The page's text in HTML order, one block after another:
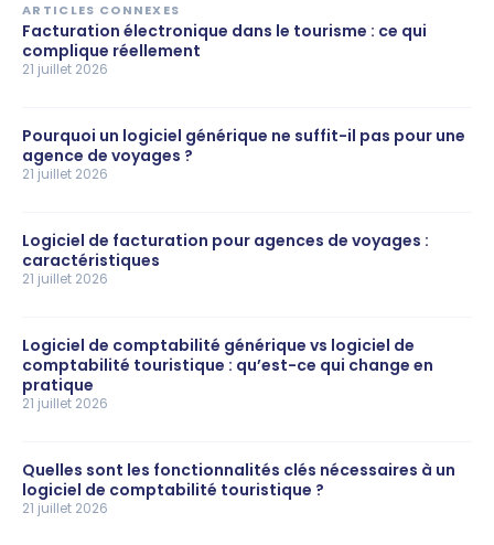
ARTICLES CONNEXES
Facturation électronique dans le tourisme : ce qui
complique réellement
21 juillet 2026
Pourquoi un logiciel générique ne suffit-il pas pour une
agence de voyages ?
21 juillet 2026
Logiciel de facturation pour agences de voyages :
caractéristiques
21 juillet 2026
Logiciel de comptabilité générique vs logiciel de
comptabilité touristique : qu’est-ce qui change en
pratique
21 juillet 2026
Quelles sont les fonctionnalités clés nécessaires à un
logiciel de comptabilité touristique ?
21 juillet 2026